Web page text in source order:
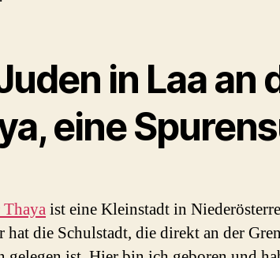
in Laa an
eine
Thayaist eine Kleinstadt in
hat die Schulstadt, die direkt an der